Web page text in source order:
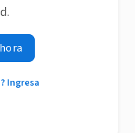
Ingresa